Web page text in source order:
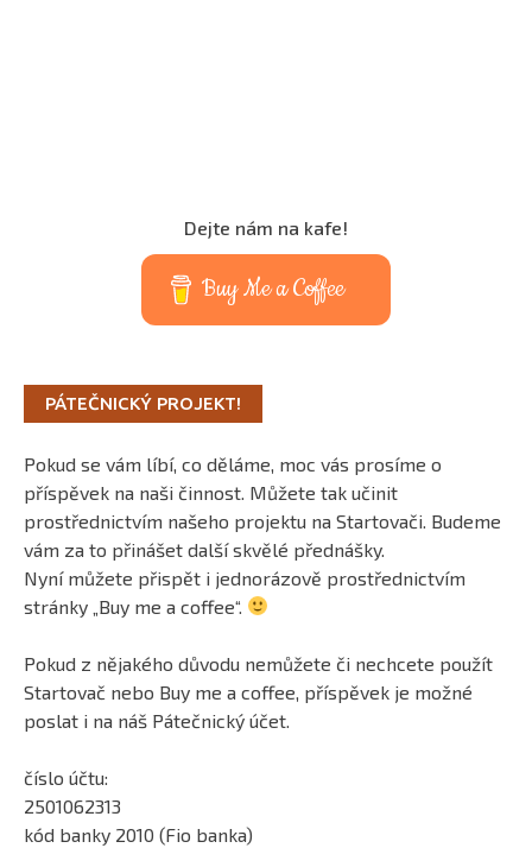
Dejte nám na kafe!
Buy Me a Coffee
PÁTEČNICKÝ PROJEKT!
Pokud se vám líbí, co děláme, moc vás prosíme o
příspěvek na naši činnost. Můžete tak učinit
prostřednictvím našeho projektu na Startovači. Budeme
vám za to přinášet další skvělé přednášky.
Nyní můžete přispět i jednorázově prostřednictvím
stránky „Buy me a coffee“.
Pokud z nějakého důvodu nemůžete či nechcete použít
Startovač nebo Buy me a coffee, příspěvek je možné
poslat i na náš Pátečnický účet.
číslo účtu:
2501062313
kód banky 2010 (Fio banka)